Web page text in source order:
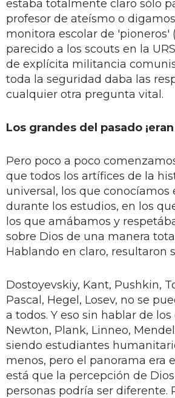
estaba totalmente claro sólo
profesor de ateísmo o
monitora escolar de
parecido a los scouts en la
de explícita militancia
toda la seguridad daba las
cualquier otra pregunta vital.
Los grandes del pasado
Pero poco a poco
que todos los artífices de la
universal, los que
durante los estudios, en los
los que amábamos y
sobre Dios de una manera
Hablando en claro, resultaron
Dostoyevskiy, Kant, Pushkin,
Pascal, Hegel, Losev, no se
a todos. Y eso sin hablar de
Newton, Plank, Linneo,
siendo estudiantes
menos, pero el panorama era
está que la percepción de
personas podría ser diferente.